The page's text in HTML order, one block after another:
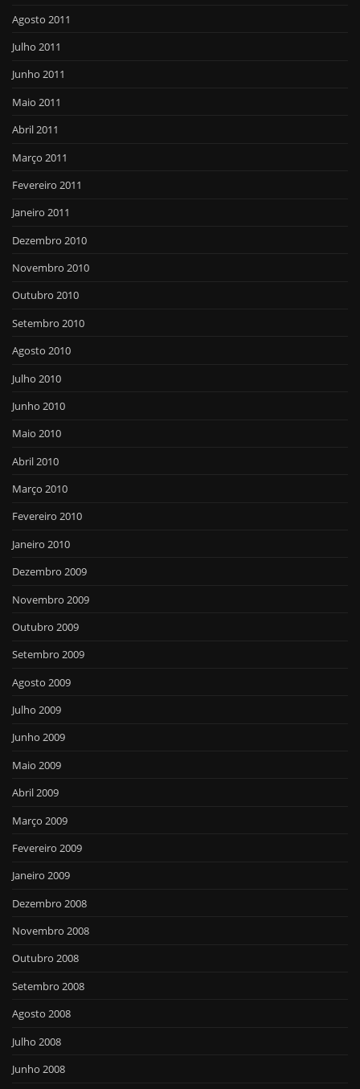
Agosto 2011
Julho 2011
Junho 2011
Maio 2011
Abril 2011
Março 2011
Fevereiro 2011
Janeiro 2011
Dezembro 2010
Novembro 2010
Outubro 2010
Setembro 2010
Agosto 2010
Julho 2010
Junho 2010
Maio 2010
Abril 2010
Março 2010
Fevereiro 2010
Janeiro 2010
Dezembro 2009
Novembro 2009
Outubro 2009
Setembro 2009
Agosto 2009
Julho 2009
Junho 2009
Maio 2009
Abril 2009
Março 2009
Fevereiro 2009
Janeiro 2009
Dezembro 2008
Novembro 2008
Outubro 2008
Setembro 2008
Agosto 2008
Julho 2008
Junho 2008